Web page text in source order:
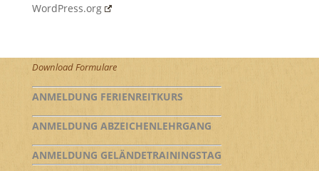
WordPress.org
Download Formulare
ANMELDUNG FERIENREITKURS
ANMELDUNG ABZEICHENLEHRGANG
ANMELDUNG GELÄNDETRAININGSTAG